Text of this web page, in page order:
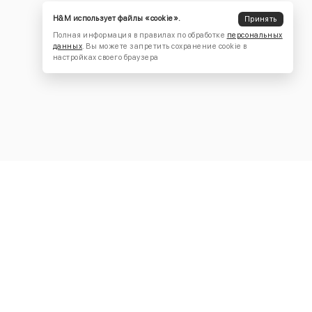
H&M использует файлы «cookie».
Принять
Полная информация в правилах по обработке персональных
данных. Вы можете запретить сохранение cookie в
настройках своего браузера